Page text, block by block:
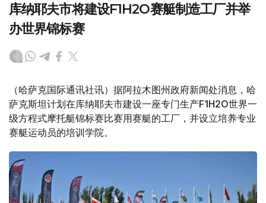
库纳耶夫市将建设F1H2O赛艇制造工厂并举
办世界锦标赛
（哈萨克国际通讯社讯）据阿拉木图州政府新闻处消息，哈
萨克斯坦计划在库纳耶夫市建设一座专门生产F1H2O世界一
级方程式摩托艇锦标赛比赛用赛艇的工厂，并设立培养专业
赛艇运动员的培训学院。